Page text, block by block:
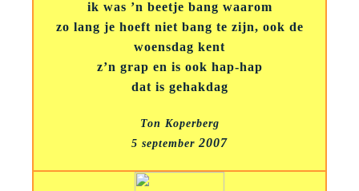
ik was ’n beetje bang waarom
zo lang je hoeft niet bang te zijn, ook de
woensdag kent
z’n grap en is ook hap-hap
dat is gehakdag
Ton Koperberg
5 september 2007